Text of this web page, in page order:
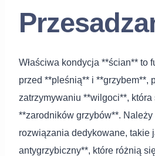
Właściwa kondycja **ścian** to
przed **pleśnią** i **grzybem**,
zatrzymywaniu **wilgoci**,
**zarodników grzybów**. Należy
rozwiązania dedykowane, takie
antygrzybiczny**, które różnią